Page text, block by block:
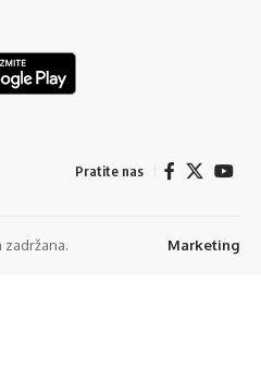
Pratite nas
Marketing